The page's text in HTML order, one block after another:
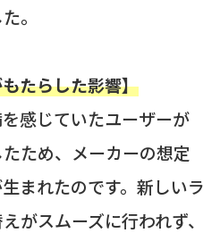
。
たらした影響】
感じていたユーザーが
ため、メーカーの想定
まれたのです。新しいラ
がスムーズに行われず、